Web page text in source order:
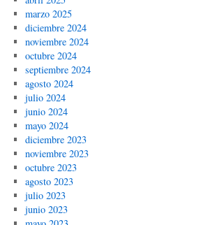
marzo 2025
diciembre 2024
noviembre 2024
octubre 2024
septiembre 2024
agosto 2024
julio 2024
junio 2024
mayo 2024
diciembre 2023
noviembre 2023
octubre 2023
agosto 2023
julio 2023
junio 2023